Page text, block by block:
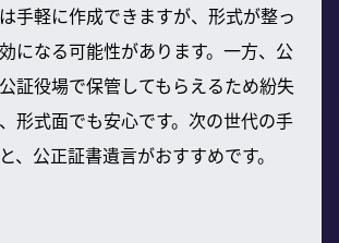
手軽に作成できますが、形式が整っ
になる可能性があります。一方、公
証役場で保管してもらえるため紛失
形式面でも安心です。次の世代の手
、公正証書遺言がおすすめです。